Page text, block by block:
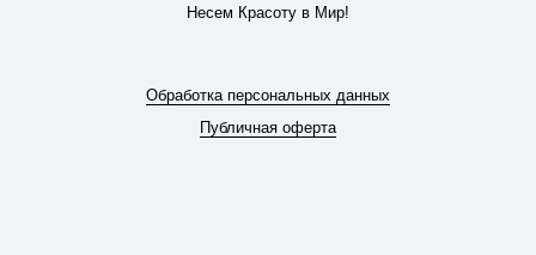
Несем Красоту в Мир!
Обработка персональных данных
Публичная оферта